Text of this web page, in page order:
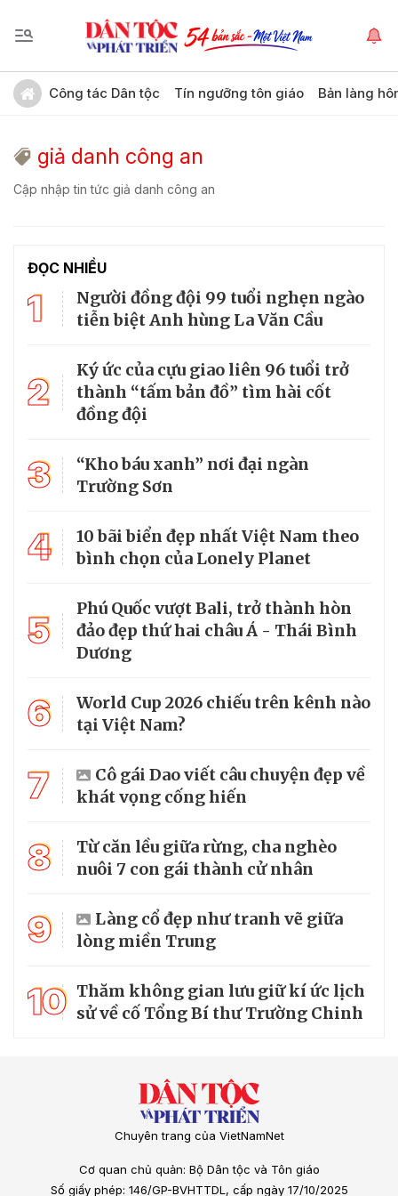
Công tác Dân tộc Tín ngưỡng tôn giáo Bản làng
giả danh công an
Cập nhập tin tức giả danh công an
ĐỌC NHIỀU
1
Người đồng đội 99 tuổi nghẹn ngào
tiễn biệt Anh hùng La Văn Cầu
2
Ký ức của cựu giao liên 96 tuổi trở
thành “tấm bản đồ” tìm hài cốt
đồng đội
3
“Kho báu xanh” nơi đại ngàn
Trường Sơn
4
10 bãi biển đẹp nhất Việt Nam theo
bình chọn của Lonely Planet
5
Phú Quốc vượt Bali, trở thành hòn
đảo đẹp thứ hai châu Á - Thái Bình
Dương
6
World Cup 2026 chiếu trên kênh nào
tại Việt Nam?
7
Cô gái Dao viết câu chuyện đẹp về
khát vọng cống hiến
8
Từ căn lều giữa rừng, cha nghèo
nuôi 7 con gái thành cử nhân
9
Làng cổ đẹp như tranh vẽ giữa
lòng miền Trung
10 Thăm không gian lưu giữ kí ức lịch
sử về cố Tổng Bí thư Trường Chinh
Chuyên trang của VietNamNet
Cơ quan chủ quản: Bộ Dân tộc và Tôn giáo
Số giấy phép: 146/GP-BVHTTDL, cấp ngày 17/10/2025